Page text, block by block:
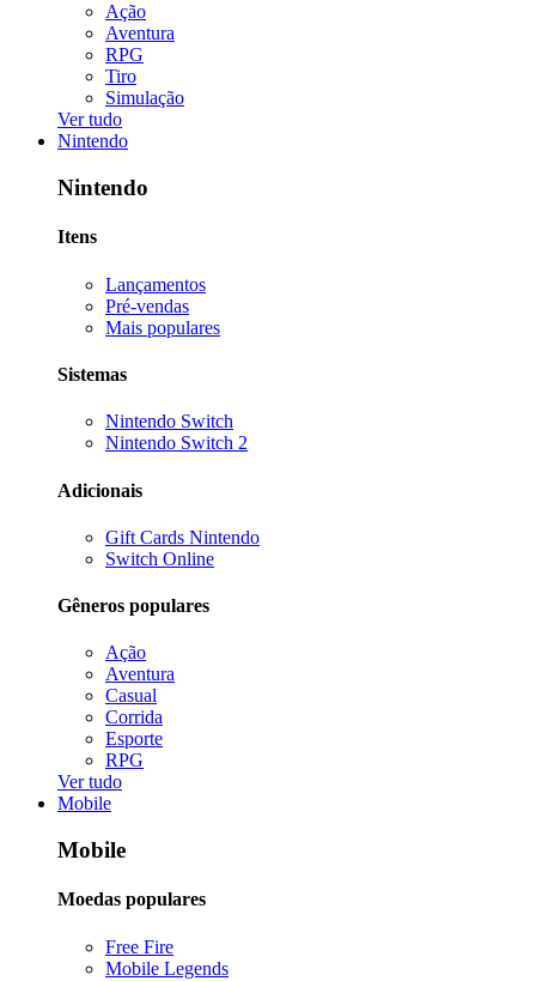
Ação
Aventura
RPG
Tiro
Simulação
Ver tudo
Nintendo
Nintendo
Itens
Lançamentos
Pré-vendas
Mais populares
Sistemas
Nintendo Switch
Nintendo Switch 2
Adicionais
Gift Cards Nintendo
Switch Online
Gêneros populares
Ação
Aventura
Casual
Corrida
Esporte
RPG
Ver tudo
Mobile
Mobile
Moedas populares
Free Fire
Mobile Legends